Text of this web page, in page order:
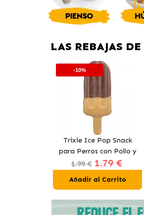
LAS REBAJAS
-10%
Trixie Ice Pop Snack
para Perros con Pollo y
Arándanos
1.99 € 1.79 €
Añadir al Carrito